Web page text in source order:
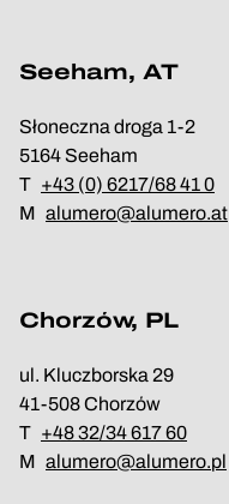
Seeham, AT
Słoneczna droga 1-2
5164 Seeham
T +43 (0) 6217/68 41 0
M alumero@alumero.at
Chorzów, PL
ul. Kluczborska 29
41-508 Chorzów
T +48 32/34 617 60
M alumero@alumero.pl